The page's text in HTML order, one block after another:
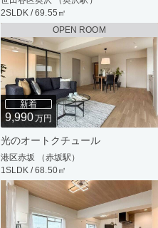
2SLDK / 69.55㎡
OPEN ROOM
新着
9,990万円
光のオートクチュール
港区赤坂 （赤坂駅）
1SLDK / 68.50㎡